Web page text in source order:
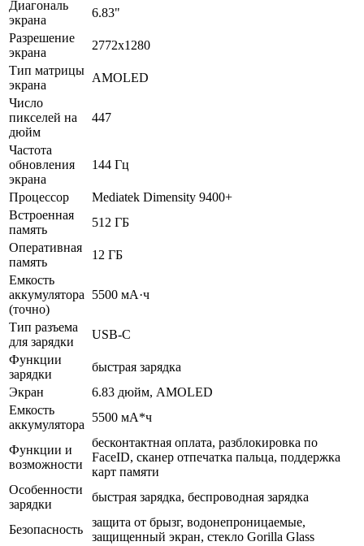
Диагональ
экрана
6.83"
Разрешение
экрана
2772x1280
Тип матрицы
экрана
AMOLED
Число
пикселей на
дюйм
447
Частота
обновления
экрана
144 Гц
Процессор
Mediatek Dimensity 9400+
Встроенная
память
512 ГБ
Оперативная
память
12 ГБ
Емкость
аккумулятора
(точно)
5500 мА·ч
Тип разъема
для зарядки
USB-C
Функции
зарядки
быстрая зарядка
Экран
6.83 дюйм, AMOLED
Емкость
аккумулятора
5500 мА*ч
Функции и
возможности
бесконтактная оплата, разблокировка по
FaceID, сканер отпечатка пальца, поддержка
карт памяти
Особенности
зарядки
быстрая зарядка, беспроводная зарядка
Безопасность
защита от брызг, водонепроницаемые,
защищенный экран, cтекло Gorilla Glass